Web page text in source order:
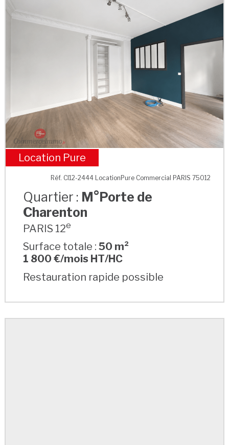
M°Porte de Charenton
Location Pure
Réf. CI12-2444 LocationPure Commercial PARIS 75012
Quartier : M°Porte de
Charenton
PARIS 12e
Surface totale :50 m²
1 800 €/mois HT/HC
Restauration rapide possible